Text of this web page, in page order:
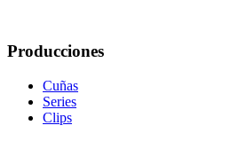
Producciones
Cuñas
Series
Clips